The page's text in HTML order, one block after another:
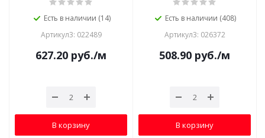
Есть в наличии (14)
Артикул3: 022489
627.20 руб./м
В корзину
Есть в наличии (408)
Артикул3: 026372
508.90 руб./м
В корзину